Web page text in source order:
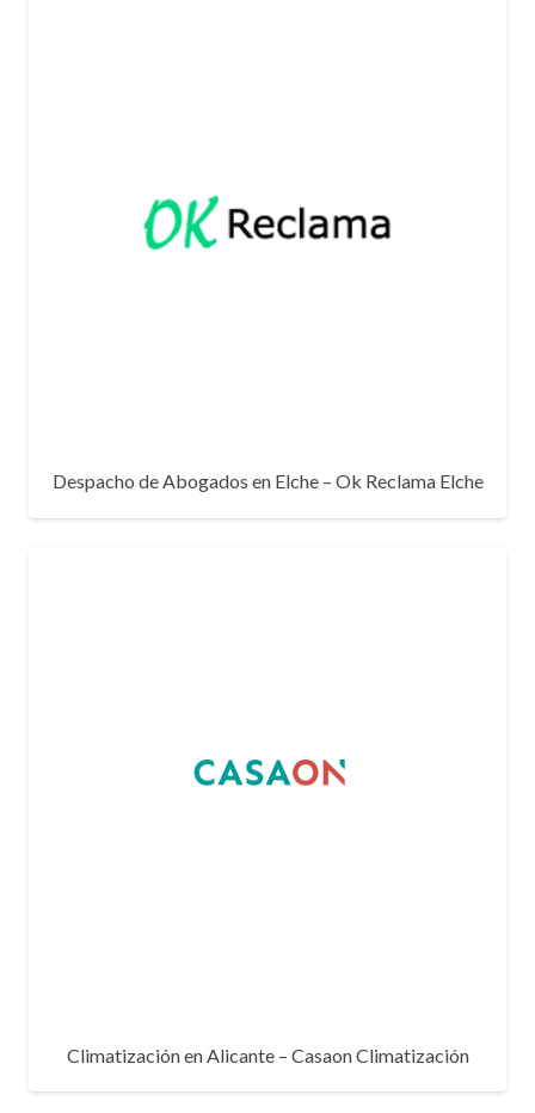
Despacho de Abogados en Elche – Ok Reclama Elche
Climatización en Alicante – Casaon Climatización